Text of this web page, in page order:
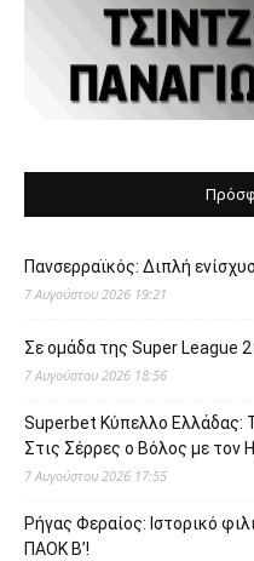
Πανσερραϊκός: Διπλή
7 Αυγούστου 2026 19:21
Σε ομάδα της Super League
7 Αυγούστου 2026 18:56
Superbet Κύπελλο Ελλάδας:
Στις Σέρρες ο Βόλος με τον
7 Αυγούστου 2026 17:55
Ρήγας Φεραίος: Ιστορικό
ΠΑΟΚ Β’!